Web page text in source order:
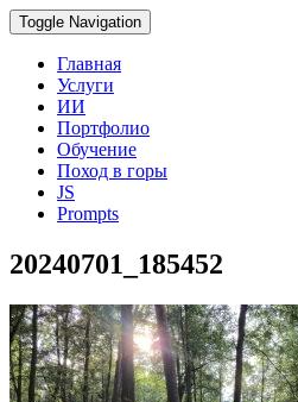
Toggle Navigation
Главная
Услуги
ИИ
Портфолио
Обучение
Поход в горы
JS
Prompts
20240701_185452